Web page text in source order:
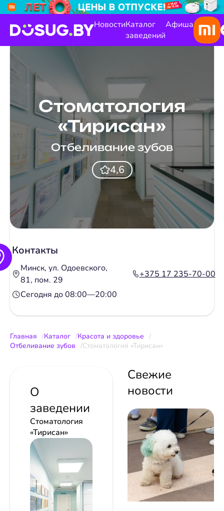
НовостиКаталог
заведений
Афиша
Стоматология
«Тирисан»
Отбеливание зубов
4,6
Контакты
Минск, ул. Одоевского,
81, пом. 29
+375 17 235-70-00
Сегодня до 08:00—20:00
Главная Каталог
Красота и здоровье
Отбеливание зубов
Стоматология «Тирисан»
О
заведении
Стоматология
«Тирисан»
Свежие
новости